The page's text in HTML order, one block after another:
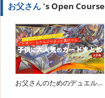
お父さん 's Open Course
お父さんのためのデュエルマスターズ 子どもに人気のカードまとめ